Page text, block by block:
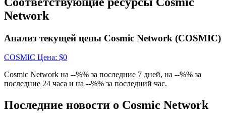
Скачать
приложение Bitrue
Network
Анализ текущей цены Cosmic Network (COSMIC)
COSMIC Цена: $0
Cosmic Network на --%% за последние 7 дней, на --%% за
последние 24 часа и на --%% за последний час.
Последние новости о Cosmic Network